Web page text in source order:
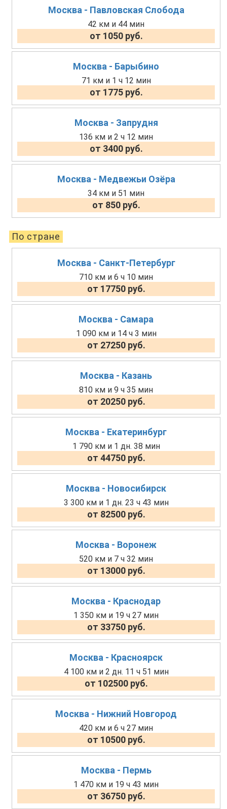
Москва - Павловская Слобода
42 км и 44 мин
от 1050 руб.
Москва - Барыбино
71 км и 1 ч 12 мин
от 1775 руб.
Москва - Запрудня
136 км и 2 ч 12 мин
от 3400 руб.
Москва - Медвежьи Озёра
34 км и 51 мин
от 850 руб.
По стране
Москва - Санкт-Петербург
710 км и 6 ч 10 мин
от 17750 руб.
Москва - Самара
1 090 км и 14 ч 3 мин
от 27250 руб.
Москва - Казань
810 км и 9 ч 35 мин
от 20250 руб.
Москва - Екатеринбург
1 790 км и 1 дн. 38 мин
от 44750 руб.
Москва - Новосибирск
3 300 км и 1 дн. 23 ч 43 мин
от 82500 руб.
Москва - Воронеж
520 км и 7 ч 32 мин
от 13000 руб.
Москва - Краснодар
1 350 км и 19 ч 27 мин
от 33750 руб.
Москва - Красноярск
4 100 км и 2 дн. 11 ч 51 мин
от 102500 руб.
Москва - Нижний Новгород
420 км и 6 ч 27 мин
от 10500 руб.
Москва - Пермь
1 470 км и 19 ч 43 мин
от 36750 руб.